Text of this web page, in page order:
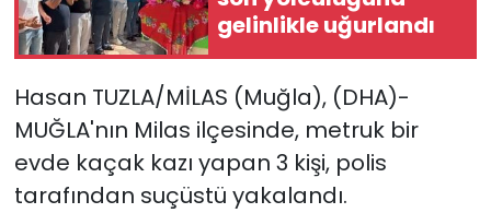
gelinlikle uğurlandı
Hasan TUZLA/MİLAS (Muğla), (DHA)-
MUĞLA'nın Milas ilçesinde, metruk bir
evde kaçak kazı yapan 3 kişi, polis
tarafından suçüstü yakalandı.
SPOR
TEKNOLOJİ
Yaşam
YEREL POLİTİKA